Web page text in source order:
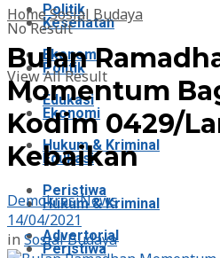
Politik
Ekonomi
Edukasi
Hukum & Kriminal
Peristiwa
Advertorial
Kesehatan
Politik
Ekonomi
Edukasi
Hukum & Kriminal
Peristiwa
No Result
View All Result
HomeSosial Budaya
Bulan
Momentum
Kodim 0429/
Kebaikan
DemokrasiNews
14/04/2021
in Sosial Budaya